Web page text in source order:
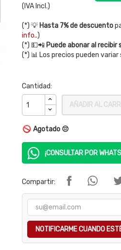
(IVA Incl.)
(*) 💡 Hasta 7% de descuento
info..)
(*) 💵📲 Puede abonar al recibir
(*) 📊 Los precios pueden
Cantidad:
AÑADIR AL
Agotado 😔
¡CONSULTAR POR
Compartir:
NOTIFICARME CUANDO